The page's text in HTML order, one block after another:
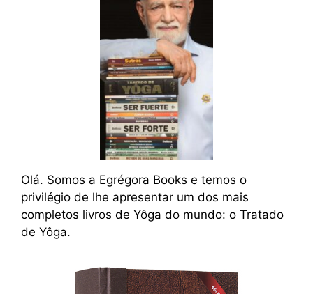
Olá. Somos a Egrégora Books e temos o
privilégio de lhe apresentar um dos mais
completos livros de Yôga do mundo: o Tratado
de Yôga.